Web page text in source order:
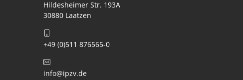
Hildesheimer Str. 193A
30880 Laatzen
+49 (0)511 876565-0
info@ipzv.de